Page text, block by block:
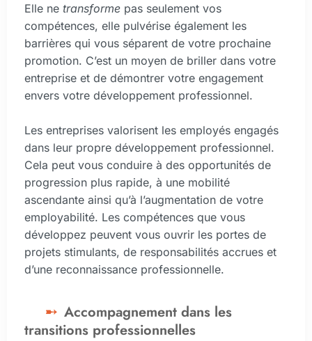
Elle ne transforme pas seulement vos
compétences, elle pulvérise également les
barrières qui vous séparent de votre prochaine
promotion. C’est un moyen de briller dans votre
entreprise et de démontrer votre engagement
envers votre développement professionnel.
Les entreprises valorisent les employés engagés
dans leur propre développement professionnel.
Cela peut vous conduire à des opportunités de
progression plus rapide, à une mobilité
ascendante ainsi qu’à l’augmentation de votre
employabilité. Les compétences que vous
développez peuvent vous ouvrir les portes de
projets stimulants, de responsabilités accrues et
d’une reconnaissance professionnelle.
Accompagnement dans les
transitions professionnelles